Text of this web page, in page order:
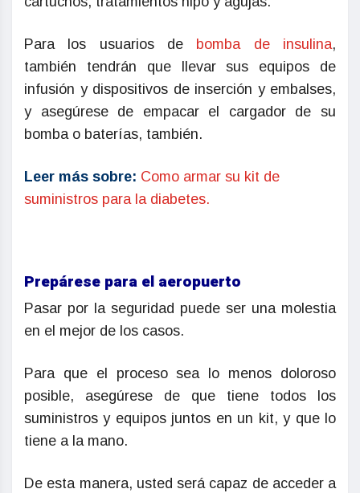
Para los usuarios de bomba de insulina,
también tendrán que llevar sus equipos de
infusión y dispositivos de inserción y embalses,
y asegúrese de empacar el cargador de su
bomba o baterías, también.
Leer más sobre: Como armar su kit de
suministros para la diabetes.
Prepárese para el aeropuerto
Pasar por la seguridad puede ser una molestia
en el mejor de los casos.
Para que el proceso sea lo menos doloroso
posible, asegúrese de que tiene todos los
suministros y equipos juntos en un kit, y que lo
tiene a la mano.
De esta manera, usted será capaz de acceder a